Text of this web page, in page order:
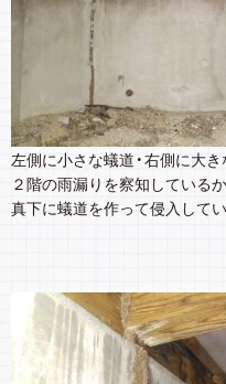
左側に小さな蟻道・右側に大
２階の雨漏りを察知している
真下に蟻道を作って侵入してい